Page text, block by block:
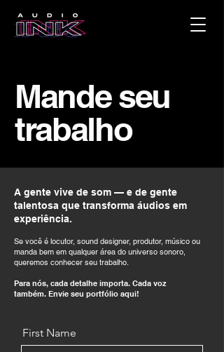
Mande seu
trabalho
A gente vive de som — e de gente
talentosa que transforma áudios em
experiência.
Se você é locutor, sound designer, produtor, músico ou
manda bem em qualquer área do universo sonoro,
queremos conhecer seu trabalho.
Para nós, cada detalhe importa. Cada voz
também. Envie seu portfólio aqui!
First Name